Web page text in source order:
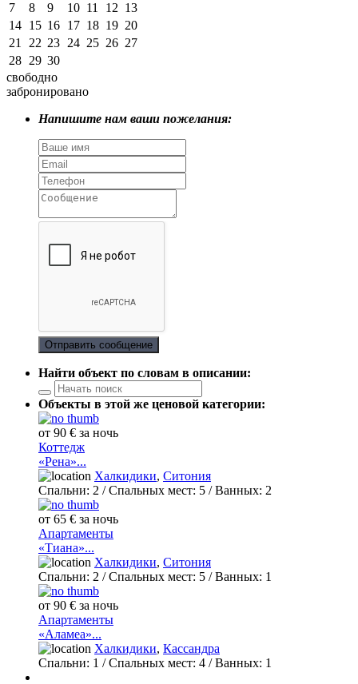
7
8 9 10 11 12 13
14 15 16 17 18 19 20
21
22 23 24 25 26 27
28 29 30
свободно
забронировано
Напишите нам ваши пожелания:
Отправить сообщение
Найти объект по словам в описании:
Объекты в этой же ценовой категории:
от 90 € за ночь
Коттедж
«Рена»...
Халкидики, Ситония
Спальни: 2 / Спальных мест: 5 /Ванных: 2
от 65 € за ночь
Апартаменты
«Тиана»...
Халкидики, Ситония
Спальни: 2 / Спальных мест: 5 /Ванных: 1
от 90 € за ночь
Апартаменты
«Аламеа»...
Халкидики, Кассандра
Спальни: 1 / Спальных мест: 4 /Ванных: 1